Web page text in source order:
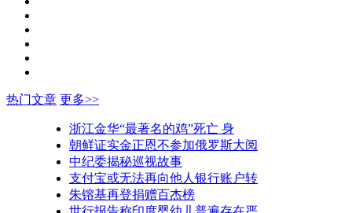
热门文章 更多>>
浙江金华“最著名的鸡”死亡 身
朝鲜证实金正恩不参加俄罗斯大阅
中纪委揭秘巡视故事
支付宝或无法再向他人银行账户转
朱镕基再登捐赠百杰榜